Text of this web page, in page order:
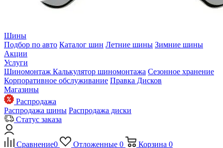
Шины
Подбор по авто Каталог шин Летние шины Зимние шины
Акции
Услуги
Шиномонтаж Калькулятор шиномонтажа Сезонное хранение
Корпоративное обслуживание Правка Дисков
Магазины
Распродажа
Распродажа шины Распродажа диски
Статус заказа
Сравнение0 Отложенные 0 Корзина 0